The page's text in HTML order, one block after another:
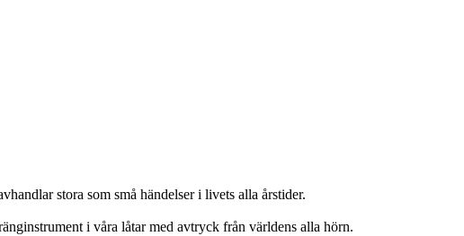
stora som små händelser i livets alla årstider.
i våra låtar med avtryck från världens alla hörn.